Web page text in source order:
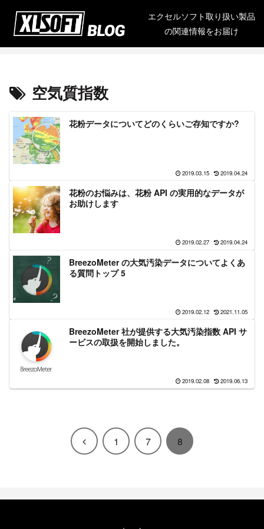
エクセルソフト取り扱い製品
の関連情報をお届け
空気質指数
花粉データについてどのくらいご存知ですか?
2019.03.15 2019.04.24
花粉のお悩みは、花粉 API の実用的なデータが
お助けします
2019.02.27 2019.04.24
BreezoMeter の大気汚染データについてよくあ
る質問トップ 5
2019.02.12 2021.11.05
BreezoMeter 社が提供する大気汚染指数 API サ
ービスの取扱を開始しました。
2019.02.08 2019.06.13
前
1 7 8